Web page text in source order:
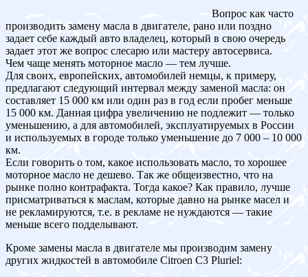
Вопрос как часто
производить замену масла в двигателе, рано или поздно
задает себе каждый авто владелец, который в свою очередь
задает этот же вопрос слесарю или мастеру автосервиса.
Чем чаще менять моторное масло — тем лучше.
Для своих, европейских, автомобилей немцы, к примеру,
предлагают следующий интервал между заменой масла: он
составляет 15 000 км или один раз в год если пробег меньше
15 000 км. Данная цифра увеличению не подлежит — только
уменьшению, а для автомобилей, эксплуатируемых в России
и используемых в городе только уменьшение до 7 000 – 10 000
км.
Если говорить о том, какое использовать масло, то хорошее
моторное масло не дешево. Так же общеизвестно, что на
рынке полно контрафакта. Тогда какое? Как правило, лучше
присматриваться к маслам, которые давно на рынке масел и
не рекламируются, т.е. в рекламе не нуждаются — такие
меньше всего подделывают.
Кроме замены масла в двигателе мы производим замену
других жидкостей в автомобиле Citroen C3 Pluriel: